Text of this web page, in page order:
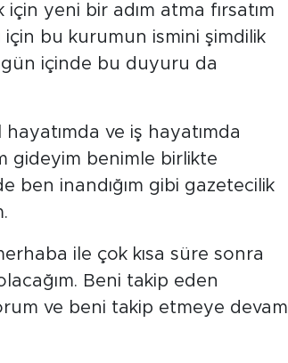
yeni bir adım atma fırsatım
için bu kurumun ismini şimdilik
içinde bu duyuru da
ve iş hayatımda
gideyim benimle birlikte
ben inandığım gibi gazetecilik
ile çok kısa süre sonra
Beni takip eden
ve beni takip etmeye devam